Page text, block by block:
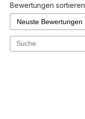
Bewertungen sortieren